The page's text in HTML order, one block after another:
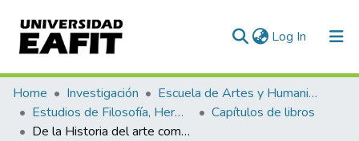
Log In (current)
Communities & Collections
All of DSpace
Home Investigación
Escuela de Artes y Humanidades
Estudios de Filosofía, Hermenéutica y Narrativas
Capítulos de libros
De la Historia del arte como perspectiva. Arte en Colombia, 1981-2006